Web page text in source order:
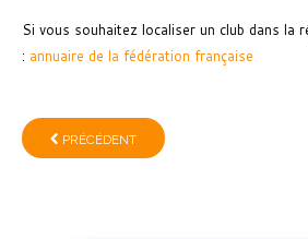
Si vous souhaitez localiser un club dans la
: annuaire de la fédération française
PRÉCÉDENT